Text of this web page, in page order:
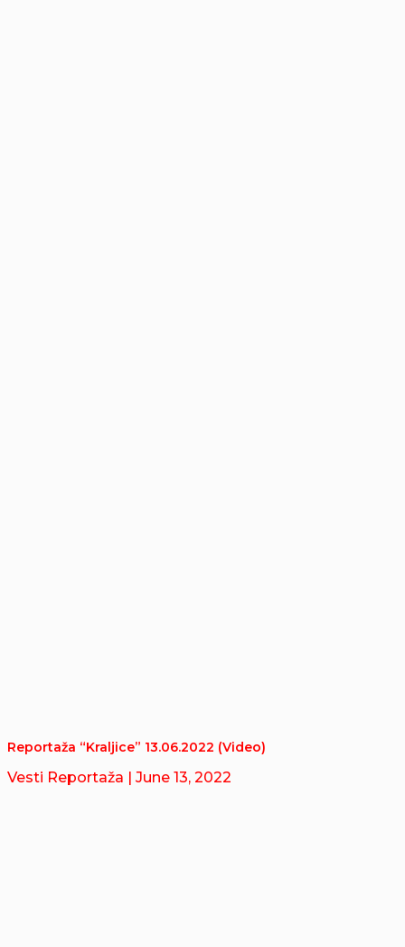
Reportaža “Kraljice” 13.06.2022 (Video)
Vesti Reportaža | June 13, 2022